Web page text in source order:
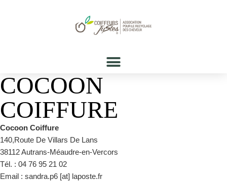
COCOON
COIFFURE
Cocoon Coiffure
140,Route De Villars De Lans
38112 Autrans-Méaudre-en-Vercors
Tél. : 04 76 95 21 02
Email : sandra.p6 [at] laposte.fr